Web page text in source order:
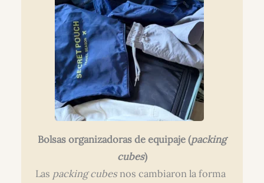
Bolsas organizadoras de equipaje (packing
cubes)
Las packing cubesnos cambiaron la forma